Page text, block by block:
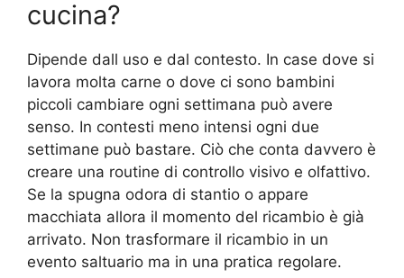
cucina?
Dipende dall uso e dal contesto. In case dove si
lavora molta carne o dove ci sono bambini
piccoli cambiare ogni settimana può avere
senso. In contesti meno intensi ogni due
settimane può bastare. Ciò che conta davvero è
creare una routine di controllo visivo e olfattivo.
Se la spugna odora di stantio o appare
macchiata allora il momento del ricambio è già
arrivato. Non trasformare il ricambio in un
evento saltuario ma in una pratica regolare.